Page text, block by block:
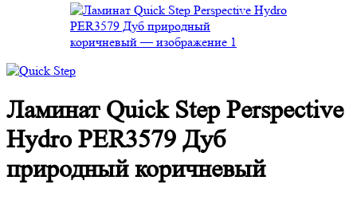
Ламинат Quick Step Perspective
Hydro PER3579 Дуб
природный коричневый